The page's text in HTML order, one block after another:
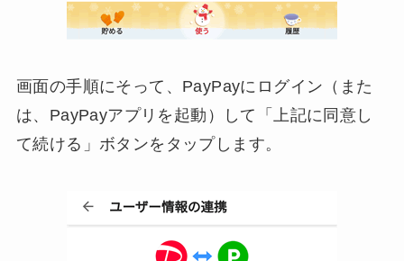
画面の手順にそって、PayPayにログイン（また
は、PayPayアプリを起動）して「上記に同意し
て続ける」ボタンをタップします。